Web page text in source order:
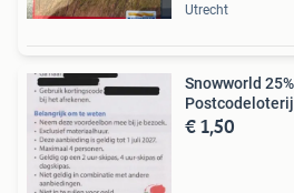
Utrecht
Snowworld
€ 1,50